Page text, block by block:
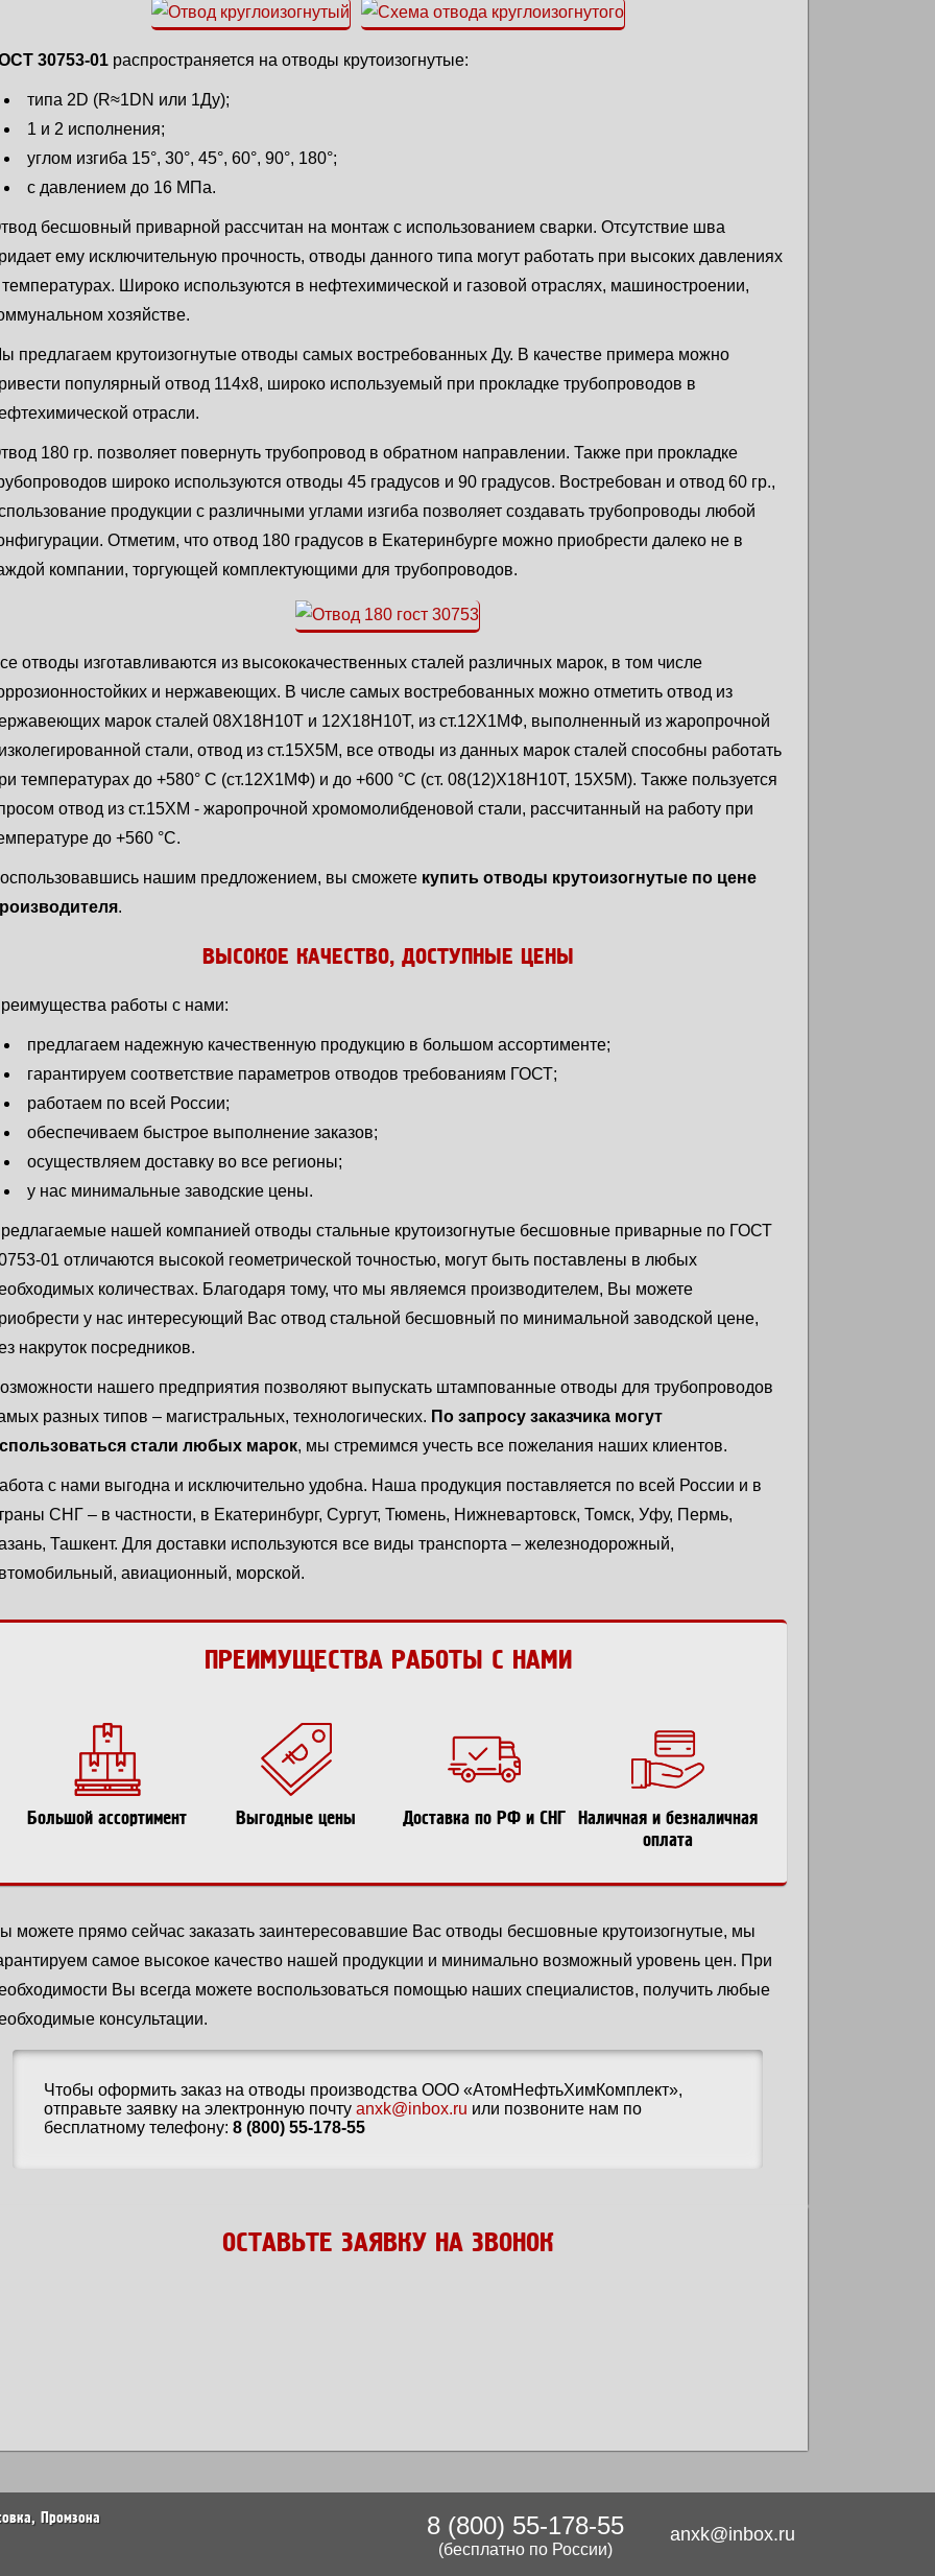
30753-01 распространяется на отводы крутоизогнутые:
типа 2D (R≈1DN или 1Ду);
1 и 2 исполнения;
углом изгиба 15°, 30°, 45°, 60°, 90°, 180°;
с давлением до 16 МПа.
бесшовный приварной рассчитан на монтаж с использованием сварки. Отсутствие шва
ему исключительную прочность, отводы данного типа могут работать при высоких давлениях
температурах. Широко используются в нефтехимической и газовой отраслях, машиностроении,
хозяйстве.
предлагаем крутоизогнутые отводы самых востребованных Ду. В качестве примера можно
популярный отвод 114х8, широко используемый при прокладке трубопроводов в
отрасли.
180 гр. позволяет повернуть трубопровод в обратном направлении. Также при прокладке
широко используются отводы 45 градусов и 90 градусов. Востребован и отвод 60 гр.,
продукции с различными углами изгиба позволяет создавать трубопроводы любой
Отметим, что отвод 180 градусов в Екатеринбурге можно приобрести далеко не в
компании, торгующей комплектующими для трубопроводов.
отводы изготавливаются из высококачественных сталей различных марок, в том числе
и нержавеющих. В числе самых востребованных можно отметить отвод из
марок сталей 08Х18Н10Т и 12Х18Н10Т, из ст.12Х1МФ, выполненный из жаропрочной
стали, отвод из ст.15Х5М, все отводы из данных марок сталей способны работать
температурах до +580° С (ст.12Х1МФ) и до +600 °C (ст. 08(12)Х18Н10Т, 15Х5М). Также пользуется
отвод из ст.15ХМ - жаропрочной хромомолибденовой стали, рассчитанный на работу при
до +560 °C.
нашим предложением, вы сможете купить отводы крутоизогнутые по цене
.
ВЫСОКОЕ КАЧЕСТВО, ДОСТУПНЫЕ ЦЕНЫ
работы с нами:
предлагаем надежную качественную продукцию в большом ассортименте;
гарантируем соответствие параметров отводов требованиям ГОСТ;
работаем по всей России;
обеспечиваем быстрое выполнение заказов;
осуществляем доставку во все регионы;
у нас минимальные заводские цены.
нашей компанией отводы стальные крутоизогнутые бесшовные приварные по ГОСТ
01 отличаются высокой геометрической точностью, могут быть поставлены в любых
количествах. Благодаря тому, что мы являемся производителем, Вы можете
у нас интересующий Вас отвод стальной бесшовный по минимальной заводской цене,
накруток посредников.
нашего предприятия позволяют выпускать штампованные отводы для трубопроводов
разных типов ‒ магистральных, технологических. По запросу заказчика могут
стали любых марок, мы стремимся учесть все пожелания наших клиентов.
с нами выгодна и исключительно удобна. Наша продукция поставляется по всей России и в
СНГ – в частности, в Екатеринбург, Сургут, Тюмень, Нижневартовск, Томск, Уфу, Пермь,
Ташкент. Для доставки используются все виды транспорта – железнодорожный,
авиационный, морской.
ПРЕИМУЩЕСТВА РАБОТЫ С НАМИ
Большой ассортимент Выгодные цены Доставка по РФ и СНГ
Наличная и безналичная
оплата
можете прямо сейчас заказать заинтересовавшие Вас отводы бесшовные крутоизогнутые, мы
самое высокое качество нашей продукции и минимально возможный уровень цен. При
Вы всегда можете воспользоваться помощью наших специалистов, получить любые
консультации.
Чтобы оформить заказ на отводы производства ООО «АтомНефтьХимКомплект»,
отправьте заявку на электронную почту anxk@inbox.ru или позвоните нам по
бесплатному телефону: 8 (800) 55-178-55
ОСТАВЬТЕ ЗАЯВКУ НА ЗВОНОК
Промзона
8 (800) 55-178-55
(бесплатно по России)
anxk@inbox.ru